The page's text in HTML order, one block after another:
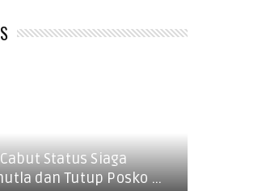
Status Siaga
dan Tutup Posko ...